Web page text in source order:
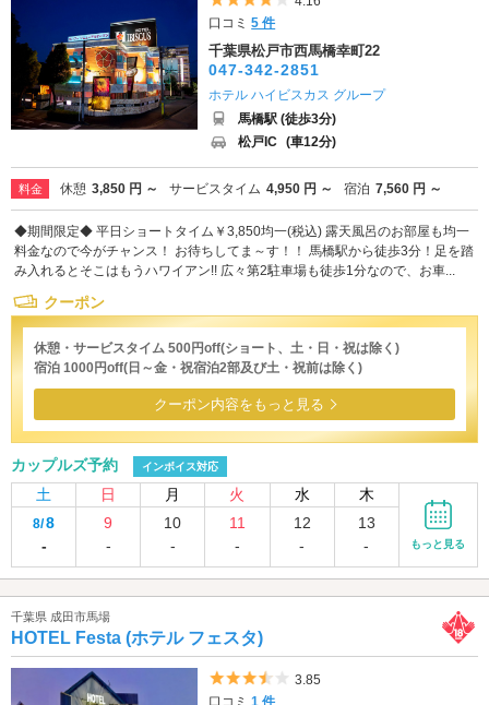
口コミ5 件
千葉県松戸市西馬橋幸町22
047-342-2851
ホテル ハイビスカス グループ
馬橋駅 (徒歩3分)
松戸IC (車12分)
料金 休憩 3,850 円 ～ サービスタイム 4,950 円 ～ 宿泊 7,560 円 ～
◆期間限定◆ 平日ショートタイム￥3,850均一(税込) 露天風呂のお部屋も均一
料金なので今がチャンス！ お待ちしてま～す！！ 馬橋駅から徒歩3分！足を踏
み入れるとそこはもうハワイアン!! 広々第2駐車場も徒歩1分なので、お車...
クーポン
休憩・サービスタイム 500円off(ショート、土・日・祝は除く)
宿泊 1000円off(日～金・祝宿泊2部及び土・祝前は除く)
クーポン内容をもっと見る
カップルズ予約 インボイス対応
土 日 月 火 水 木
8/8
-
9
-
10
-
11
-
12
-
13
-
もっと見る
千葉県 成田市馬場
HOTEL Festa (ホテル フェスタ)
5つ星のうち3.5
3.85
口コミ1 件